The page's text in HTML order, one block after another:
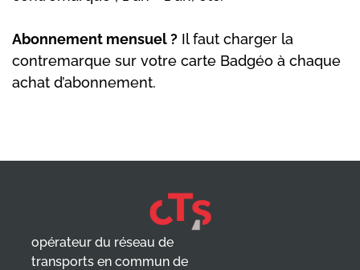
Abonnement mensuel ? Il faut charger la
contremarque sur votre carte Badgéo à chaque
achat d’abonnement.
opérateur du réseau de
transports en commun de